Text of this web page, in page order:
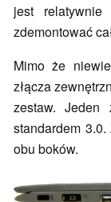
jest relatywnie
zdemontować
Mimo że
złącza
zestaw.
standardem
obu boków.